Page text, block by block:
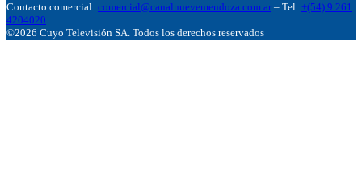
Contacto comercial: comercial@canalnuevemendoza.com.ar – Tel: +(54) 9 261
4204020
©2026 Cuyo Televisión SA. Todos los derechos reservados